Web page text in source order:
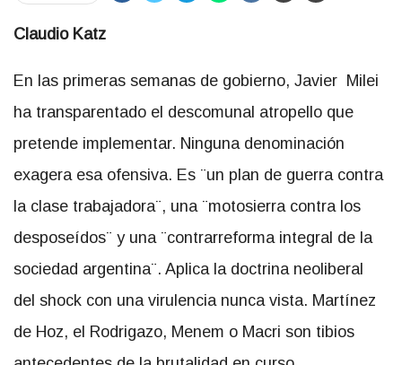
Claudio Katz
En las primeras semanas de gobierno, Javier Milei
ha transparentado el descomunal atropello que
pretende implementar. Ninguna denominación
exagera esa ofensiva. Es ¨un plan de guerra contra
la clase trabajadora¨, una ¨motosierra contra los
desposeídos¨ y una ¨contrarreforma integral de la
sociedad argentina¨. Aplica la doctrina neoliberal
del shock con una virulencia nunca vista. Martínez
de Hoz, el Rodrigazo, Menem o Macri son tibios